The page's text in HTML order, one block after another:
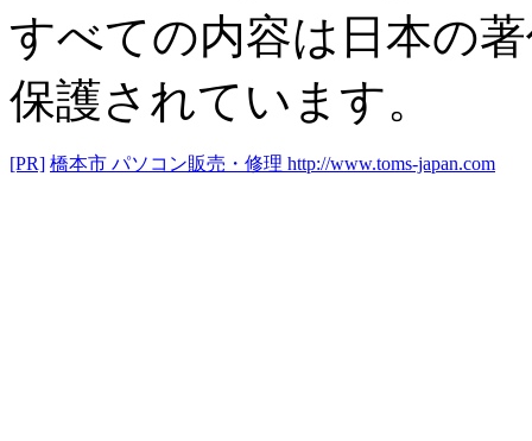
すべての内容は日本の
保護されています。
[PR] 橋本市 パソコン販売・修理 http://www.toms-japan.com